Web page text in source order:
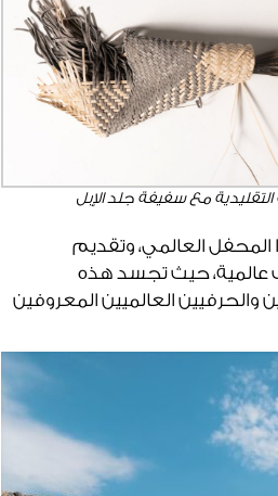
مع سفيفة جلد الإبل
العالمي، وتقديم
عالمية، حيث تجسد هذه
والحرفيين العالميين المعروفين